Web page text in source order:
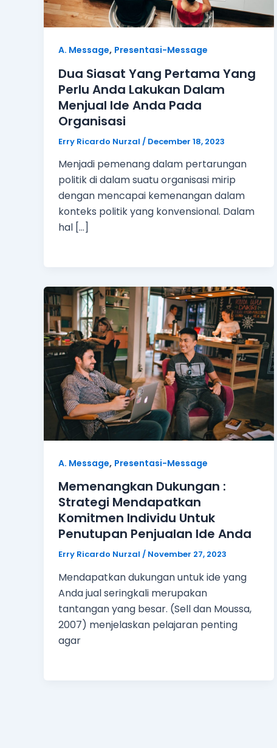
A. Message, Presentasi-Message
Dua Siasat Yang Pertama Yang
Perlu Anda Lakukan Dalam
Menjual Ide Anda Pada
Organisasi
Erry Ricardo Nurzal / December 18, 2023
Menjadi pemenang dalam pertarungan
politik di dalam suatu organisasi mirip
dengan mencapai kemenangan dalam
konteks politik yang konvensional. Dalam
hal […]
A. Message, Presentasi-Message
Memenangkan Dukungan :
Strategi Mendapatkan
Komitmen Individu Untuk
Penutupan Penjualan Ide Anda
Erry Ricardo Nurzal / November 27, 2023
Mendapatkan dukungan untuk ide yang
Anda jual seringkali merupakan
tantangan yang besar. (Sell dan Moussa,
2007) menjelaskan pelajaran penting
agar